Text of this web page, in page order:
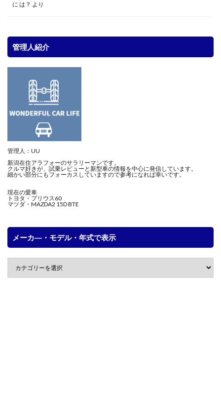
に は？ より
管理人紹介
管理人：UU
新潟在住アラフォーのサラリーマンです。
クルマ好きが、試乗レビューと新型車の情報を中心に発信しています。
細かい部分にもフォーカスしていますので参考になれば幸いです。
現在の愛車
トヨタ・プリウス60
マツダ・MAZDA2 15D BTE
メーカ―・モデル・年式で表示